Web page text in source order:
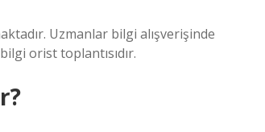
Uzmanlar bilgi alışverişinde
orist toplantısıdır.